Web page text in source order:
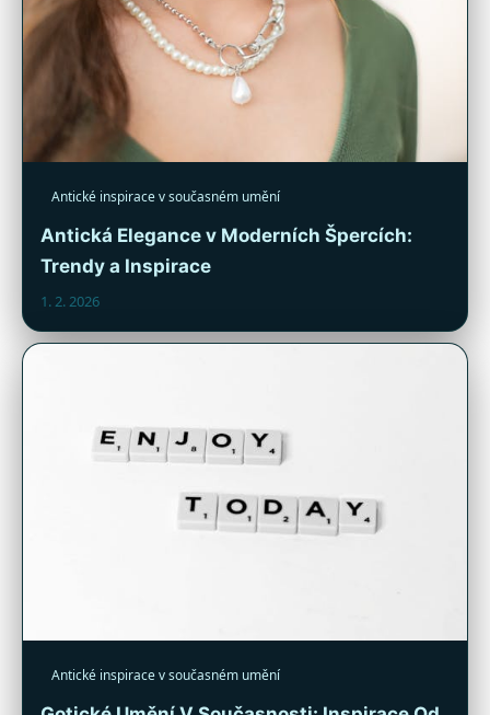
Antické inspirace v současném umění
Antická Elegance v Moderních Špercích:
Trendy a Inspirace
1. 2. 2026
Antické inspirace v současném umění